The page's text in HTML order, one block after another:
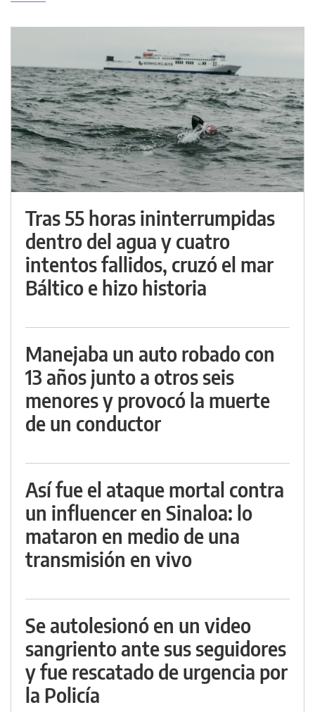
Tras 55 horas ininterrumpidas
dentro del agua y cuatro
intentos fallidos, cruzó el mar
Báltico e hizo historia
Manejaba un auto robado con
13 años junto a otros seis
menores y provocó la muerte
de un conductor
Así fue el ataque mortal contra
un influencer en Sinaloa: lo
mataron en medio de una
transmisión en vivo
Se autolesionó en un video
sangriento ante sus seguidores
y fue rescatado de urgencia por
la Policía